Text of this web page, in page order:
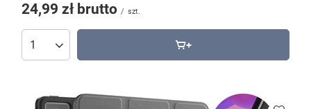
24,99 zł brutto / szt.